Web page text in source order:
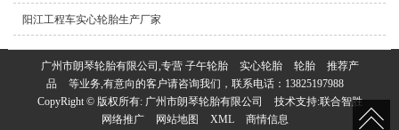
阳江工程车实心轮胎生产厂家
广州市朗琴轮胎有限公司,专营 子午轮胎 实心轮胎 轮胎
推荐产
品
等业务,有意向的客户请咨询我们，联系电话： 13825197988
CopyRight © 版权所有: 广州市朗琴轮胎有限公司 技术支持:联合智胜
网络推广
网站地图 XML 商情信息